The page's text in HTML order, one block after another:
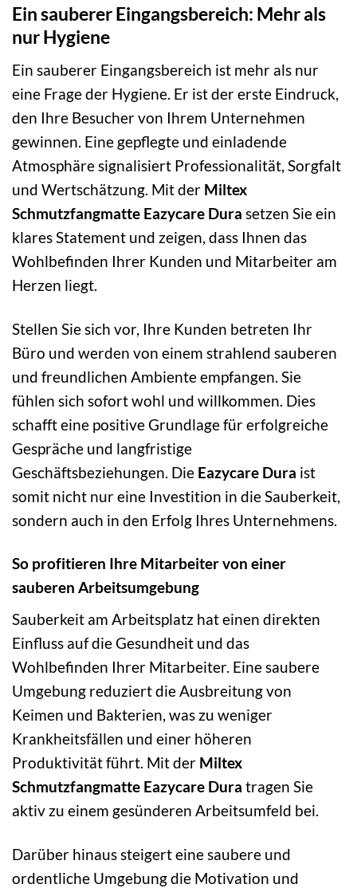
Ein sauberer Eingangsbereich: Mehr als
nur Hygiene
Ein sauberer Eingangsbereich ist mehr als nur
eine Frage der Hygiene. Er ist der erste Eindruck,
den Ihre Besucher von Ihrem Unternehmen
gewinnen. Eine gepflegte und einladende
Atmosphäre signalisiert Professionalität, Sorgfalt
und Wertschätzung. Mit der Miltex
Schmutzfangmatte Eazycare Dura setzen Sie ein
klares Statement und zeigen, dass Ihnen das
Wohlbefinden Ihrer Kunden und Mitarbeiter am
Herzen liegt.
Stellen Sie sich vor, Ihre Kunden betreten Ihr
Büro und werden von einem strahlend sauberen
und freundlichen Ambiente empfangen. Sie
fühlen sich sofort wohl und willkommen. Dies
schafft eine positive Grundlage für erfolgreiche
Gespräche und langfristige
Geschäftsbeziehungen. Die Eazycare Dura ist
somit nicht nur eine Investition in die Sauberkeit,
sondern auch in den Erfolg Ihres Unternehmens.
So profitieren Ihre Mitarbeiter von einer
sauberen Arbeitsumgebung
Sauberkeit am Arbeitsplatz hat einen direkten
Einfluss auf die Gesundheit und das
Wohlbefinden Ihrer Mitarbeiter. Eine saubere
Umgebung reduziert die Ausbreitung von
Keimen und Bakterien, was zu weniger
Krankheitsfällen und einer höheren
Produktivität führt. Mit der Miltex
Schmutzfangmatte Eazycare Dura tragen Sie
aktiv zu einem gesünderen Arbeitsumfeld bei.
Darüber hinaus steigert eine saubere und
ordentliche Umgebung die Motivation und